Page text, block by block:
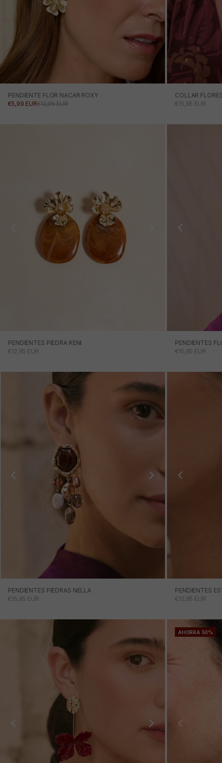
PENDIENTE FLOR NACAR ROXY
PRECIO DE OFERTA
€5,99 EURPRECIO NORMAL
€12,95 EUR
COLLAR
PRECIO DE
€15,95 EUR
PENDIENTES PIEDRA KENI
PRECIO DE OFERTA
€12,95 EUR
PENDIENTES
PRECIO DE
€15,95 EUR
PENDIENTES PIEDRAS NELLA
PRECIO DE OFERTA
€15,95 EUR
PENDIENTES
PRECIO DE
€12,95 EUR
AHORRA 50%